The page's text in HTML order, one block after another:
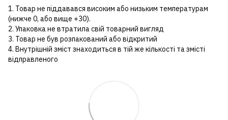
1. Товар не піддавався високим або низьким температурам
(нижче 0, або вище +30).
2. Упаковка не втратила свій товарний вигляд
3. Товар не був розпакований або відкритий
4. Внутрішній зміст знаходиться в тій же кількості та змісті
відправленого